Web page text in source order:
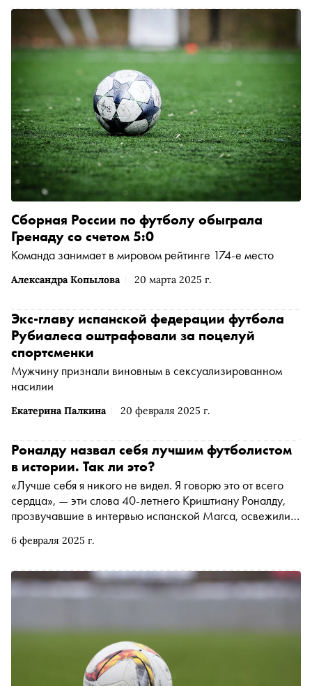
Александра Копылова 20 марта 2025 г.
Сборная России по футболу обыграла
Гренаду со счетом 5:0
Команда занимает в мировом рейтинге 174-е место
Екатерина Палкина 20 февраля 2025 г.
Экс-главу испанской федерации футбола
Рубиалеса оштрафовали за поцелуй
спортсменки
Мужчину признали виновным в сексуализированном
насилии
6 февраля 2025 г.
Роналду назвал себя лучшим футболистом
в истории. Так ли это?
«Лучше себя я никого не видел. Я говорю это от всего
сердца», — эти слова 40-летнего Криштиану Роналду,
прозвучавшие в интервью испанской Marca, освежили
истории. Многие полагают, что Лионель Месси как
Марадона со своей армией адептов. «Сноб» решил
разобраться, почему каждый из этой четверки